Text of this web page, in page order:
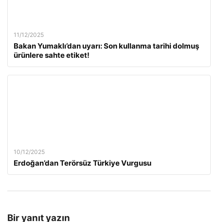
11/12/2025
Bakan Yumaklı’dan uyarı: Son kullanma tarihi dolmuş
ürünlere sahte etiket!
10/12/2025
Erdoğan’dan Terörsüz Türkiye Vurgusu
Bir yanıt yazın